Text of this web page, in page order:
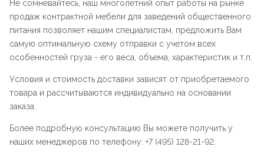
Не сомневайтесь, наш многолетний опыт работы на рынке
продаж контрактной мебели для заведений общественного
питания позволяет нашим специалистам, предложить Вам
самую оптимальную схему отправки с учетом всех
особенностей груза - его веса, объема, характеристик и т.п.
Условия и стоимость доставки зависят от приобретаемого
товара и рассчитываются индивидуально на основании
заказа.
Более подробную консультацию Вы можете получить у
наших менеджеров по телефону: +7 (495) 128-21-92.